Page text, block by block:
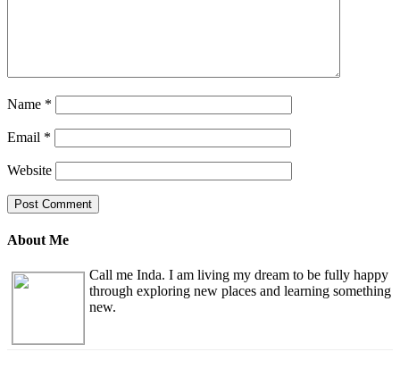
Name *
Email *
Website
About Me
Call me Inda. I am living my dream to be fully happy
through exploring new places and learning something
new.